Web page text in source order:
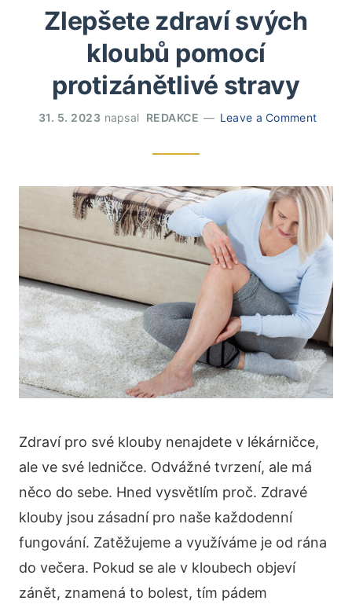
Zlepšete zdraví svých
kloubů pomocí
protizánětlivé stravy
31. 5. 2023 napsal REDAKCE Leave a Comment
Zdraví pro své klouby nenajdete v lékárničce,
ale ve své ledničce. Odvážné tvrzení, ale má
něco do sebe. Hned vysvětlím proč. Zdravé
klouby jsou zásadní pro naše každodenní
fungování. Zatěžujeme a využíváme je od rána
do večera. Pokud se ale v kloubech objeví
zánět, znamená to bolest, tím pádem